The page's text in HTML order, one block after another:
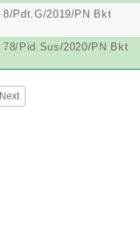
8/Pdt.G/2019/PN Bkt
78/Pid.Sus/2020/PN Bkt
Next